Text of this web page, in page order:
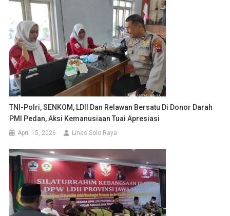
TNI-Polri, SENKOM, LDII Dan Relawan Bersatu Di Donor Darah
PMI Pedan, Aksi Kemanusiaan Tuai Apresiasi
April 15, 2026 Lines Solo Raya